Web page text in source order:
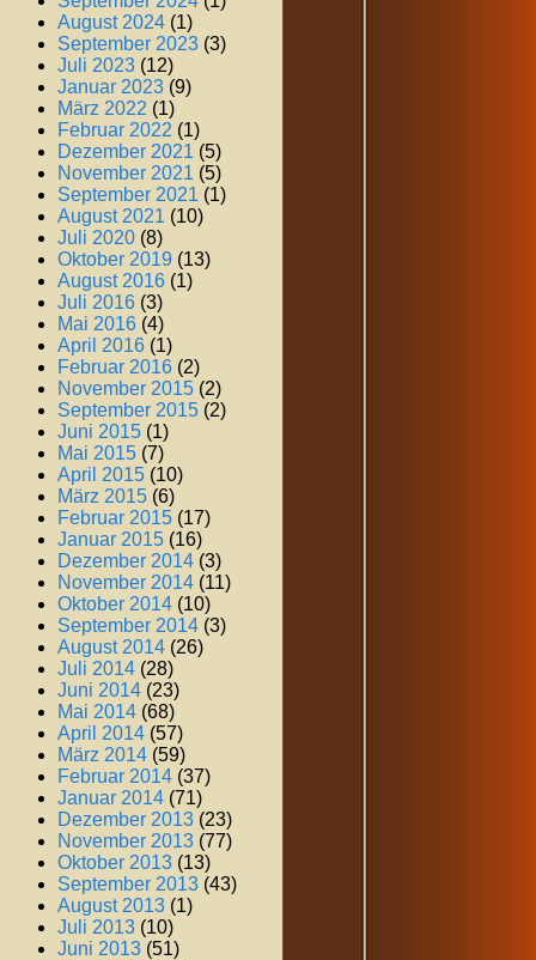
August 2024 (1)
September 2023 (3)
Juli 2023 (12)
Januar 2023 (9)
März 2022 (1)
Februar 2022 (1)
Dezember 2021 (5)
November 2021 (5)
September 2021 (1)
August 2021 (10)
Juli 2020 (8)
Oktober 2019 (13)
August 2016 (1)
Juli 2016 (3)
Mai 2016 (4)
April 2016 (1)
Februar 2016 (2)
November 2015 (2)
September 2015 (2)
Juni 2015 (1)
Mai 2015 (7)
April 2015 (10)
März 2015 (6)
Februar 2015 (17)
Januar 2015 (16)
Dezember 2014 (3)
November 2014 (11)
Oktober 2014 (10)
September 2014 (3)
August 2014 (26)
Juli 2014 (28)
Juni 2014 (23)
Mai 2014 (68)
April 2014 (57)
März 2014 (59)
Februar 2014 (37)
Januar 2014 (71)
Dezember 2013 (23)
November 2013 (77)
Oktober 2013 (13)
September 2013 (43)
August 2013 (1)
Juli 2013 (10)
Juni 2013 (51)